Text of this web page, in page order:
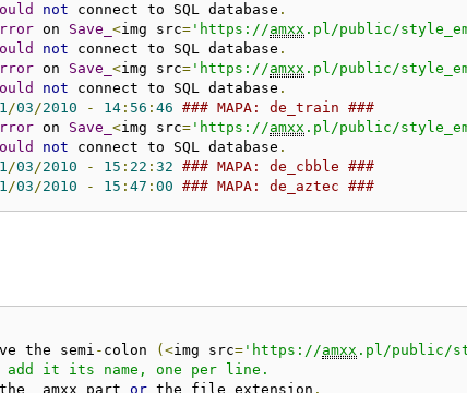
not connect to SQL database .
on Save_<img src= 'https://amxx .pl/public/
not connect to SQL database .
on Save_<img src= 'https://amxx .pl/public/
not connect to SQL database .
/03/2010 - 14 : 56 :46
### MAPA: de_train ###
on Save_<img src= 'https://amxx .pl/public/
not connect to SQL database .
/03/2010 - 15 : 22 :32
### MAPA: de_cbble ###
/03/2010 - 15 :47 :00 ### MAPA: de_aztec ###
the semi- colon (<img src= 'https://amxx .pl/public/
add it its name, one per line.
_amxx part or the file extension .